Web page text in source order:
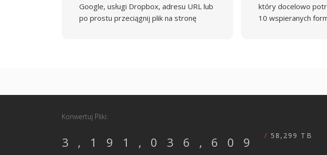
Google, usługi Dropbox, adresu URL lub
po prostu przeciągnij plik na stronę
który docelowo
10 wspieranych
Konwertuj Pliki:
3,191,036,609 58,299 TB